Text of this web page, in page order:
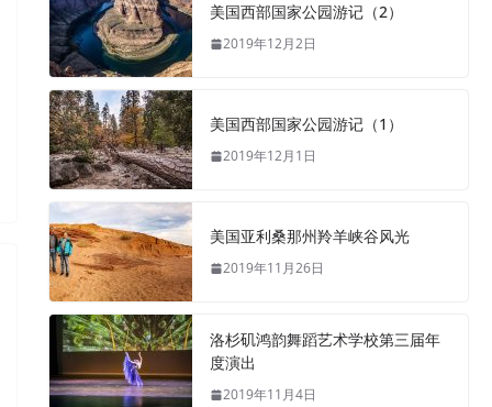
美国西部国家公园游记（2）
2019年12月2日
美国西部国家公园游记（1）
2019年12月1日
美国亚利桑那州羚羊峡谷风光
2019年11月26日
洛杉矶鸿韵舞蹈艺术学校第三届年
度演出
2019年11月4日